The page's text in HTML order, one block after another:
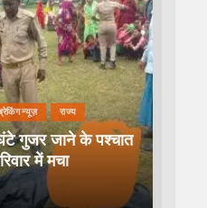
न्यूज़ राज्य
गुजर जाने के पश्चात
में मचा